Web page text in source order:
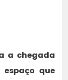
a chegada
que